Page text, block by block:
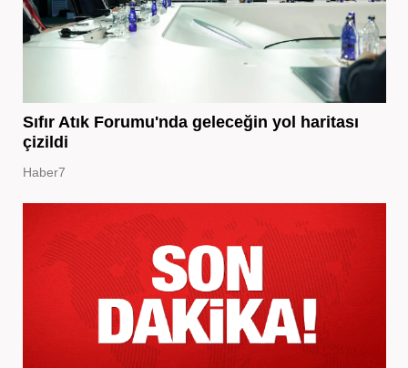
Sıfır Atık Forumu'nda geleceğin yol haritası
çizildi
Haber7